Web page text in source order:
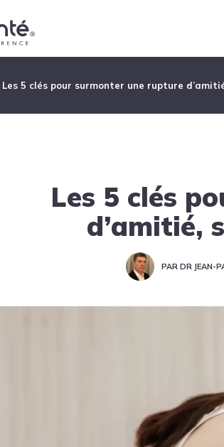
Les 5 clés pour surmonter une rupture
Les 5 clés
d’amitié,
PAR DR JEAN-